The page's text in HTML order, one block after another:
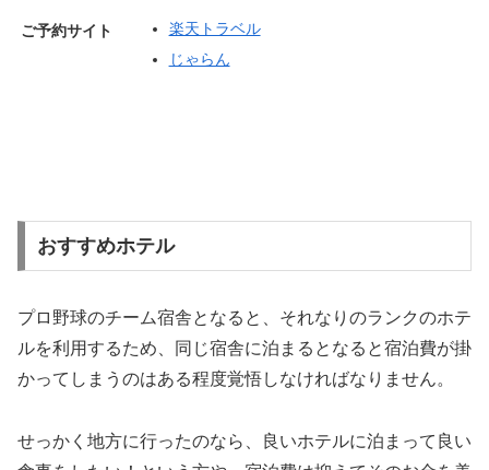
ご予約サイト
楽天トラベル
じゃらん
おすすめホテル
プロ野球のチーム宿舎となると、それなりのランクのホテ
ルを利用するため、同じ宿舎に泊まるとなると宿泊費が掛
かってしまうのはある程度覚悟しなければなりません。
せっかく地方に行ったのなら、良いホテルに泊まって良い